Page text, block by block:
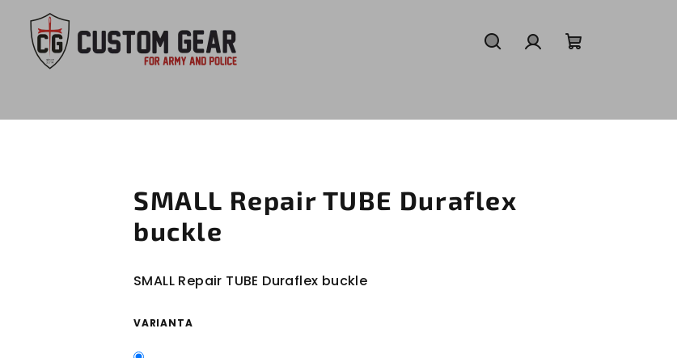
SMALL Repair TUBE Duraflex
buckle
SMALL Repair TUBE Duraflex buckle
VARIANTA